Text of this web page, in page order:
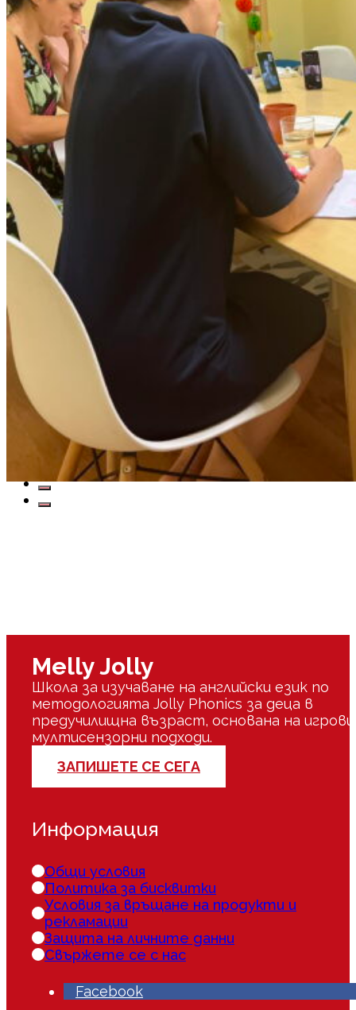
Melly Jolly
Школа за изучаване на английски език по
методологията Jolly Phonics за деца в
предучилищна възраст, основана на
мултисензорни подходи.
ЗАПИШЕТЕ СЕ СЕГА
Информация
Общи условия
Политика за бисквитки
Условия за връщане на продукти и
рекламации
Защита на личните данни
Свържете се с нас
Facebook